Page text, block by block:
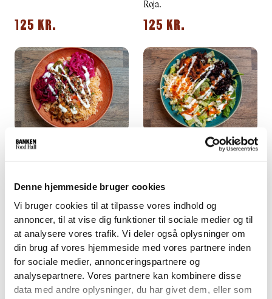
Denne hjemmeside bruger cookies
Vi bruger cookies til at tilpasse vores indhold og
annoncer, til at vise dig funktioner til sociale medier og til
at analysere vores trafik. Vi deler også oplysninger om
din brug af vores hjemmeside med vores partnere inden
for sociale medier, annonceringspartnere og
analysepartnere. Vores partnere kan kombinere disse
data med andre oplysninger, du har givet dem, eller som
125 KR.
Roja.
125 KR.
CANCUN BOWL
Slaw, Dit valg af Protein, Syltede
Chili Olie, Creme Fraiche & Pico
de Gallo.
125 KR.
MISSION BOWL
Romainesalat, Sorte Bønner, Dit
Creme Fraiche & Habanero
Salsa.
125 KR.